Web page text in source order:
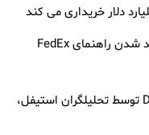
معاملات آتی سهام ایالات متحده با ناامید شدن راهنمای FedEx
پس از کاهش رتبه‌بندی خرده‌فروشان DIY توسط تحلیلگران استیفل،